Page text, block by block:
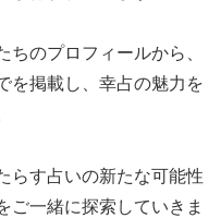
のプロフィールから、
を掲載し、幸占の魅力を
らす占いの新たな可能性
ご一緒に探索していきま